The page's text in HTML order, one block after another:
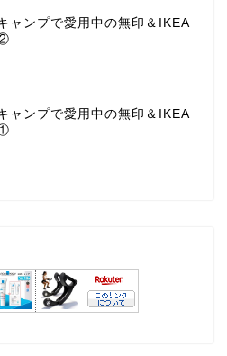
ャンプで愛用中の無印＆IKEA
ャンプで愛用中の無印＆IKEA